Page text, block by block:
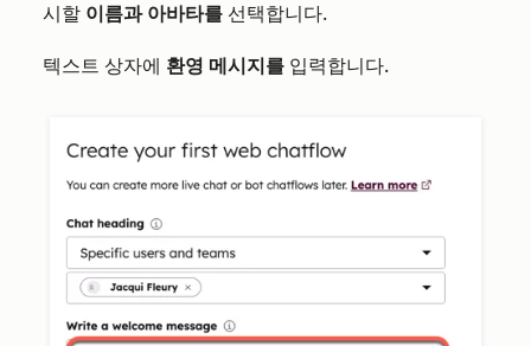
시할 이름과 아바타를 선택합니다.
텍스트 상자에 환영 메시지를 입력합니다.